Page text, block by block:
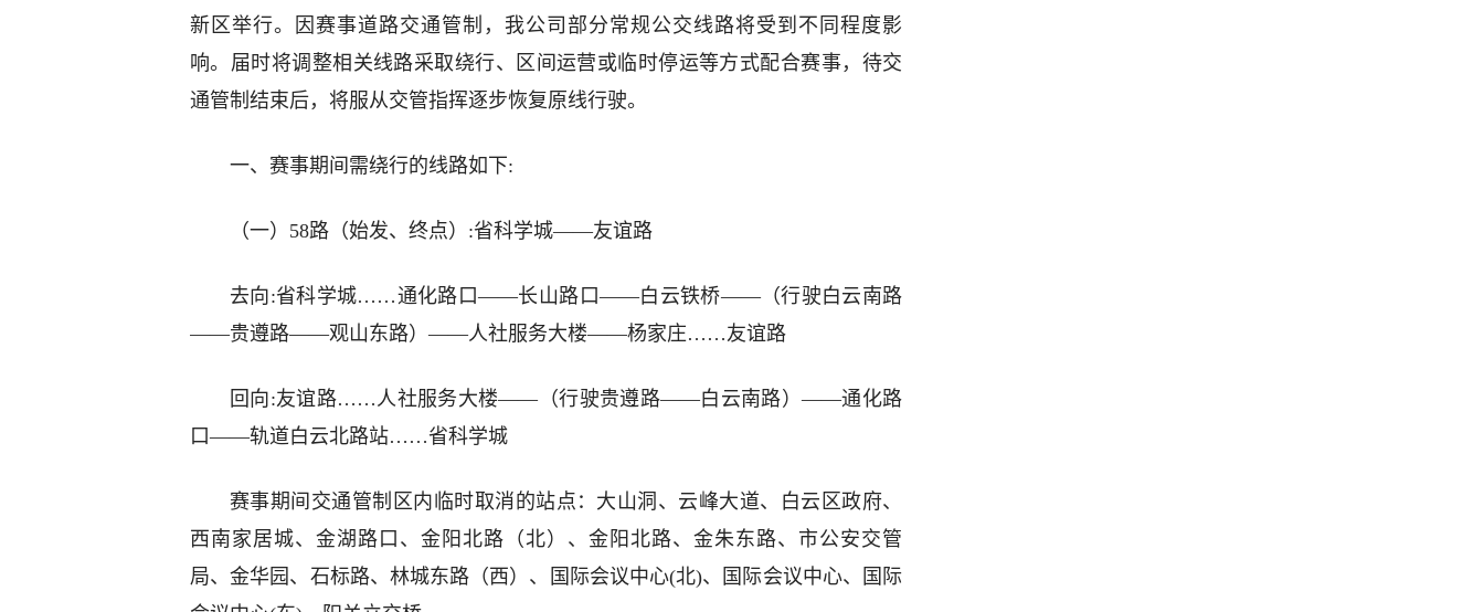
新区举行。因赛事道路交通管制，我公司部分常规公交线路将受到不同程度影
响。届时将调整相关线路采取绕行、区间运营或临时停运等方式配合赛事，待交
通管制结束后，将服从交管指挥逐步恢复原线行驶。
一、赛事期间需绕行的线路如下:
（一）58路（始发、终点）:省科学城——友谊路
去向:省科学城……通化路口——长山路口——白云铁桥——（行驶白云南路
——贵遵路——观山东路）——人社服务大楼——杨家庄……友谊路
回向:友谊路……人社服务大楼——（行驶贵遵路——白云南路）——通化路
口——轨道白云北路站……省科学城
赛事期间交通管制区内临时取消的站点：大山洞、云峰大道、白云区政府、
西南家居城、金湖路口、金阳北路（北）、金阳北路、金朱东路、市公安交管
局、金华园、石标路、林城东路（西）、国际会议中心(北)、国际会议中心、国际